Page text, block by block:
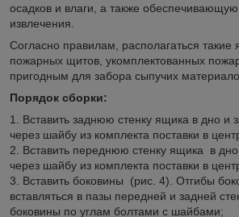
осадков и влаги, а также обеспечивающую
извлечения.
Согласно правилам, располагаться
пожарных щитов, укомплектованных
пригодным для забора сыпучих
Порядок сборки:
1. Вставить заднюю стенку ящика в дно и
через шайбу из комплекта поставки в
2. Вставить переднюю стенку ящика в дно
через шайбу из комплекта поставки в
3. Вставить боковины (рис. 4). Отгибы
вставляться в пазы передней и задней
боковины по углам болтами с шайбами;